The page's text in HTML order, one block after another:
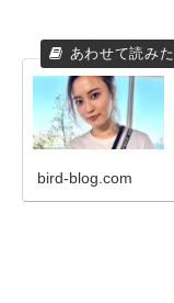
bird-blog.com